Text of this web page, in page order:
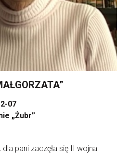
07
„Żubr”
pani zaczęła się II wojna